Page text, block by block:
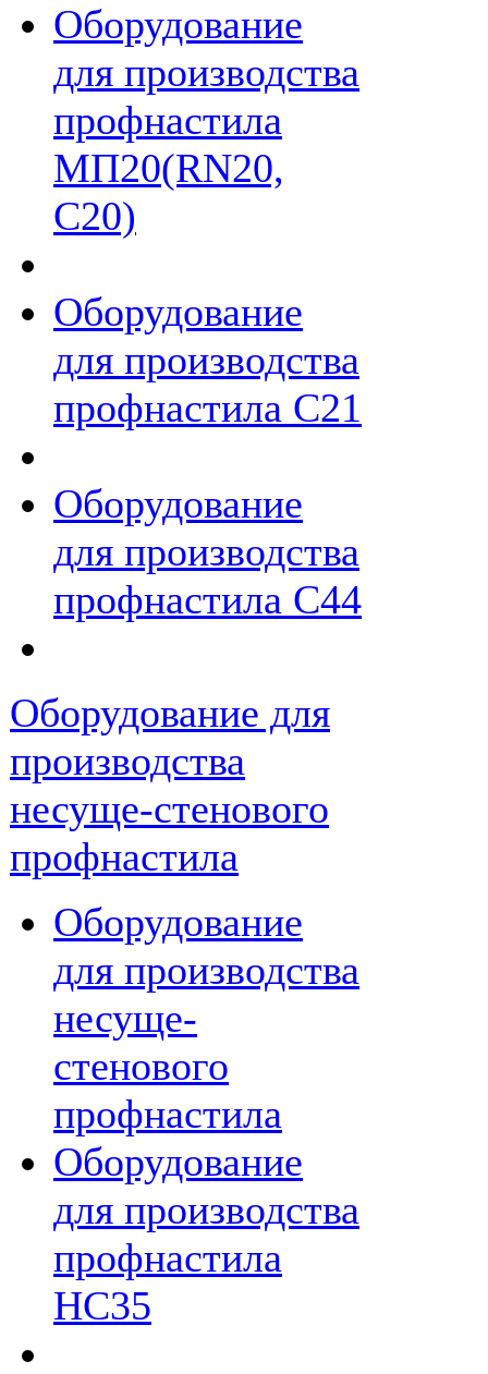
Оборудование
для производства
профнастила
МП20(RN20,
С20)
Оборудование
для производства
профнастила С21
Оборудование
для производства
профнастила С44
Оборудование для
производства
несуще-стенового
профнастила
Оборудование
для производства
несуще-
стенового
профнастила
Оборудование
для производства
профнастила
НС35